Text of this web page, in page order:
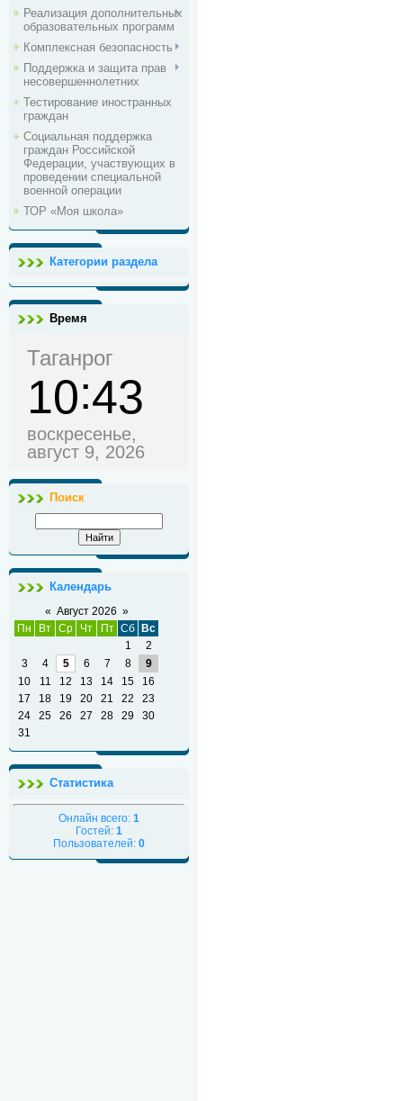
Реализация дополнительных
образовательных программ
Комплексная безопасность
Поддержка и защита прав
несовершеннолетних
Тестирование иностранных
граждан
Социальная поддержка
граждан Российской
Федерации, участвующих в
проведении специальной
военной операции
ТОР «Моя школа»
Категории раздела
Время
Таганрог
10 43
воскресенье,
август 9, 2026
Поиск
Календарь
« Август 2026 »
Пн
Вт Ср Чт Пт Сб
Вс
1
2
3
4 5 6 7 8
9
10
11 12 13 14 15
16
17
18 19 20 21 22
23
24
25 26 27 28 29
30
31
Статистика
Онлайн всего: 1
Гостей: 1
Пользователей: 0